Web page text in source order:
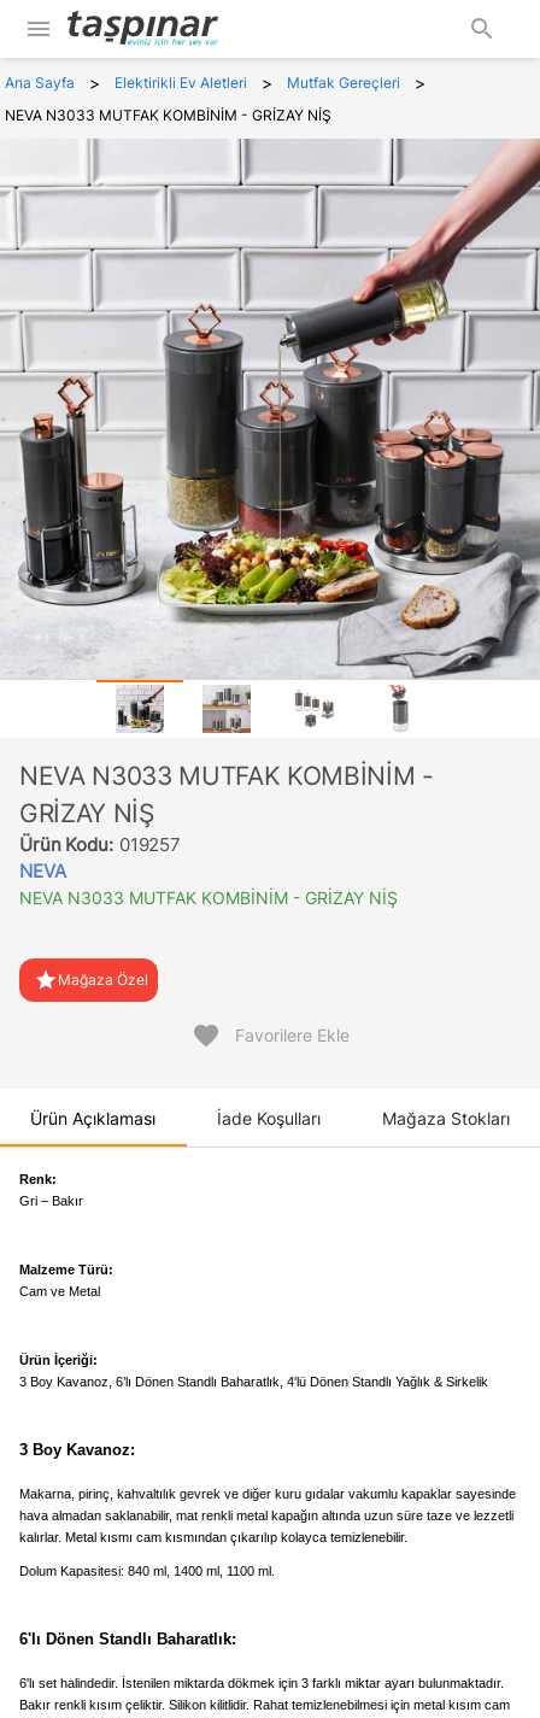
menu search
Ana Sayfa > Elektirikli Ev Aletleri > Mutfak Gereçleri >
NEVA N3033 MUTFAK KOMBİNİM - GRİZAY NİŞ
NEVA N3033 MUTFAK KOMBİNİM -
GRİZAY NİŞ
Ürün Kodu: 019257
NEVA
NEVA N3033 MUTFAK KOMBİNİM - GRİZAY NİŞ
star Mağaza Özel
favorite Favorilere Ekle
Ürün Açıklaması İade Koşulları Mağaza Stokları
Renk:
Gri – Bakır
Malzeme Türü:
Cam ve Metal
Ürün İçeriği:
3 Boy Kavanoz, 6’lı Dönen Standlı Baharatlık, 4'lü Dönen Standlı Yağlık & Sirkelik
3 Boy Kavanoz:
Makarna, pirinç, kahvaltılık gevrek ve diğer kuru gıdalar vakumlu kapaklar sayesinde
hava almadan saklanabilir, mat renkli metal kapağın altında uzun süre taze ve lezzetli
kalırlar. Metal kısmı cam kısmından çıkarılıp kolayca temizlenebilir.
Dolum Kapasitesi: 840 ml, 1400 ml, 1100 ml.
6'lı Dönen Standlı Baharatlık:
6'lı set halindedir. İstenilen miktarda dökmek için 3 farklı miktar ayarı bulunmaktadır.
Bakır renkli kısım çeliktir. Silikon kilitlidir. Rahat temizlenebilmesi için metal kısım cam